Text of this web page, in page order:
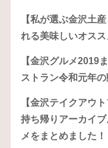
【私が選ぶ金沢土
れる美味しいオス
【金沢グルメ2019
ストラン令和元年
【金沢テイクアウ
持ち帰りアーカイ
メをまとめました！